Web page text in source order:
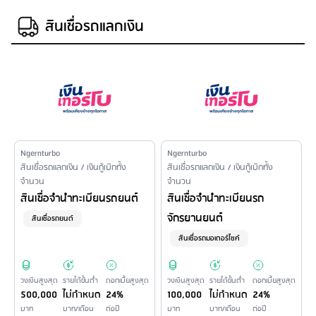
สินเชื่อรถแลกเงิน
Issuer Name
Ngernturbo
Financial Product Type /
สินเชื่อรถแลกเงิน / เงินกู้เบิกทั้ง
จำนวน
Personal Loan Name
สินเชื่อจำนำทะเบียนรถยนต์
สินเชื่อรถยนต์
วงเงินสูงสุด
500,000
บาท
รายได้ขั้นต่ำ
ไม่กำหนด
บาท/เดือน
ดอกเบี้ยสูงสุด
24%
ต่อปี
Issuer Name
Ngernturbo
Financial Product Type /
สินเชื่อรถแลกเงิน / เงินกู้เบิกทั้ง
จำนวน
Personal Loan Name
สินเชื่อจำนำทะเบียนรถ
จักรยานยนต์
สินเชื่อรถมอเตอร์ไซค์
วงเงินสูงสุด
100,000
บาท
รายได้ขั้นต่ำ
ไม่กำหนด
บาท/เดือน
ดอกเบี้ยสูงสุด
24%
ต่อปี